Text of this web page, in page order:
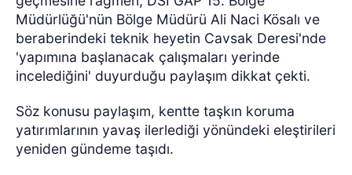
Müdürlüğü'nün Bölge Müdürü Ali Naci Kösalı ve
beraberindeki teknik heyetin Cavsak Deresi'nde
'yapımına başlanacak çalışmaları yerinde
incelediğini' duyurduğu paylaşım dikkat çekti.
Söz konusu paylaşım, kentte taşkın koruma
yatırımlarının yavaş ilerlediği yönündeki eleştirileri
yeniden gündeme taşıdı.